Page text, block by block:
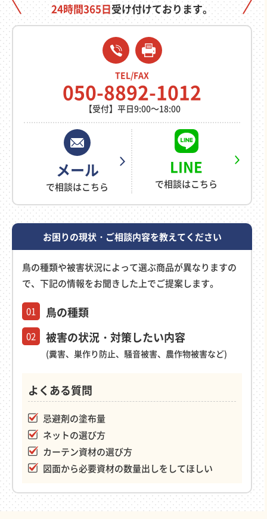
24時間365日受け付けております。
TEL/FAX
050-8892-1012
【受付】平日9:00～18:00
メール
で相談はこちら
LINE
で相談はこちら
お困りの現状・ご相談内容を教えてください
鳥の種類や被害状況によって選ぶ商品が異なりますの
で、下記の情報をお聞きした上でご提案します。
01 鳥の種類
02 被害の状況・対策したい内容
(糞害、巣作り防止、騒音被害、農作物被害など)
よくある質問
忌避剤の塗布量
ネットの選び方
カーテン資材の選び方
図面から必要資材の数量出しをしてほしい